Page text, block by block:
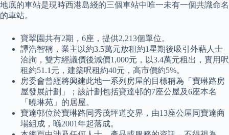
地底的車站是現時西港島綫的三個車站中唯一未有一個共識命名
的車站。
寶翠園共有2期，6座，提供2,213個單位。
譚浩智稱，業主以約3.5萬元放租約1星期後吸引外藉人士
洽詢，雙方經議價後減價1,000元，以3.4萬元租出，實用呎
租約51.1元，建築呎租約40元，高市價約5%。
房委會曾經將興建此地一系列房屋的目標稱為「寶琳路房
屋發展計劃」；該計劃包括寶達邨的7座公屋及6座本名
「曉琳苑」的居屋。
寶達邨位於寶琳路同秀茂坪道交界，由13座公屋同寶達商
場組成，喺2001年起落成。